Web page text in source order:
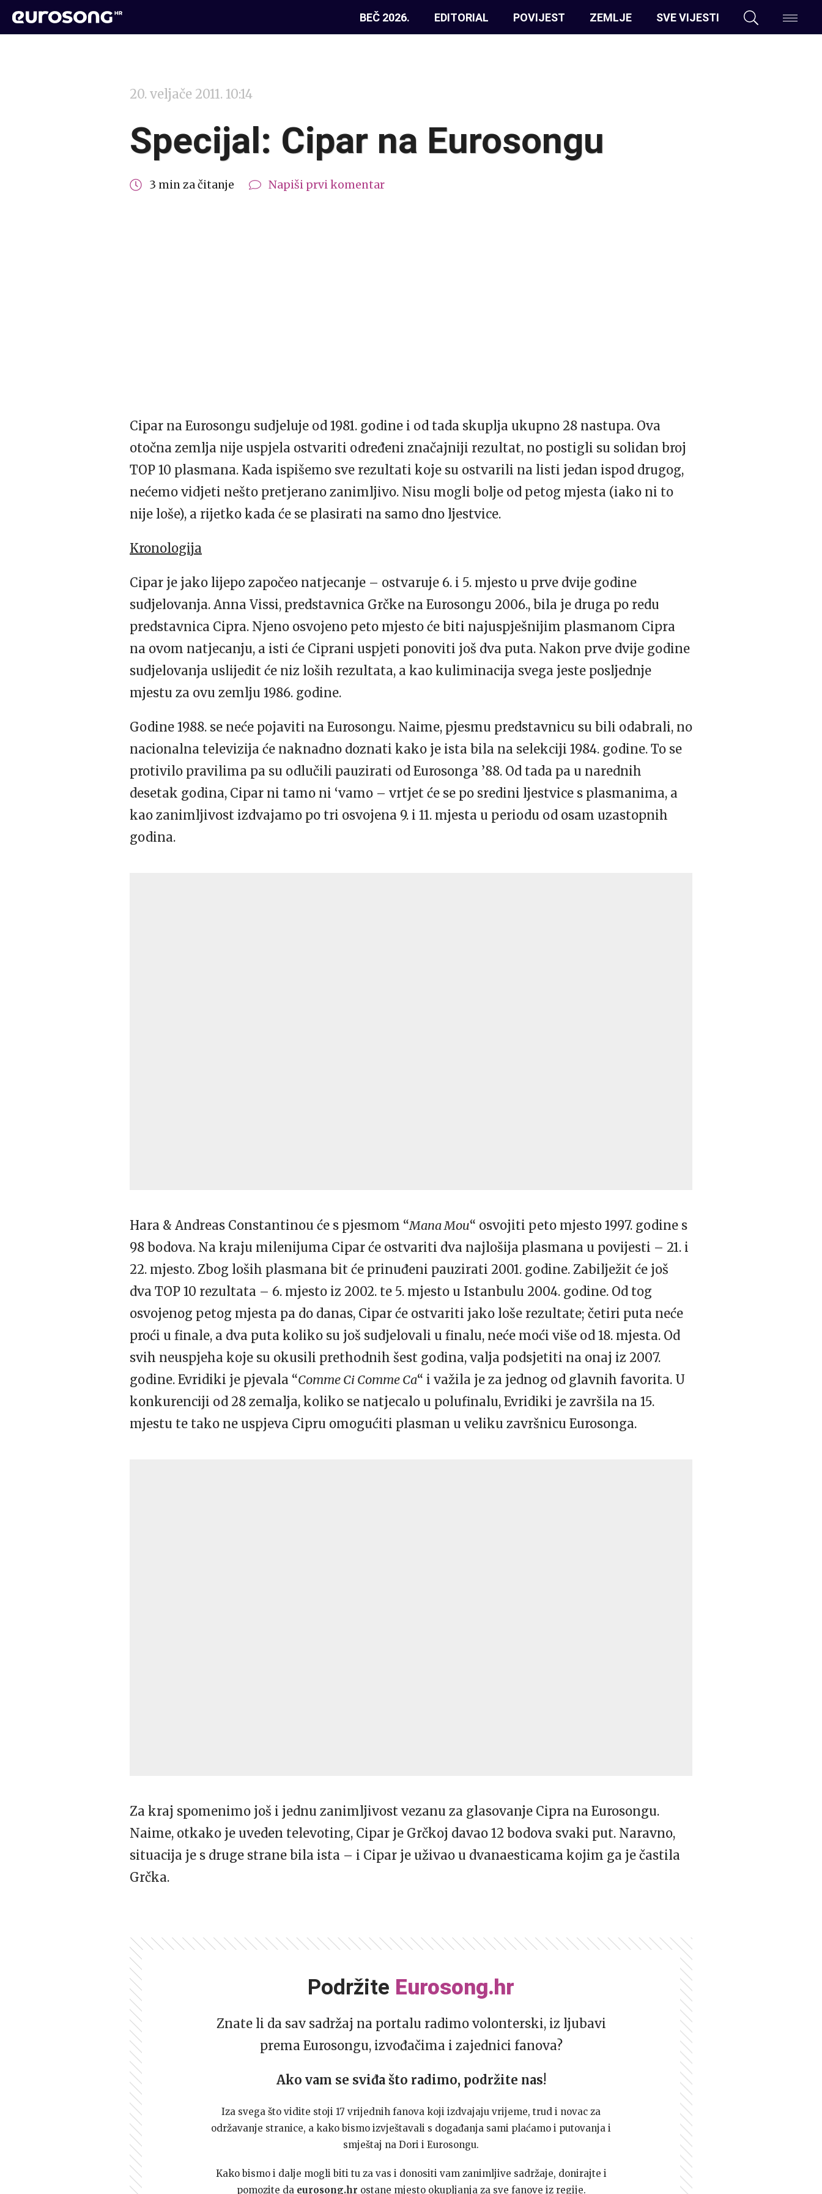
BEČ 2026. EDITORIAL POVIJEST ZEMLJE SVE VIJESTI
20. veljače 2011. 10:14
Specijal: Cipar na Eurosongu
3 min za čitanje Napiši prvi komentar
Cipar na Eurosongu sudjeluje od 1981. godine i od tada skuplja ukupno 28 nastupa. Ova
otočna zemlja nije uspjela ostvariti određeni značajniji rezultat, no postigli su solidan broj
TOP 10 plasmana. Kada ispišemo sve rezultati koje su ostvarili na listi jedan ispod drugog,
nećemo vidjeti nešto pretjerano zanimljivo. Nisu mogli bolje od petog mjesta (iako ni to
nije loše), a rijetko kada će se plasirati na samo dno ljestvice.
Kronologija
Cipar je jako lijepo započeo natjecanje – ostvaruje 6. i 5. mjesto u prve dvije godine
sudjelovanja. Anna Vissi, predstavnica Grčke na Eurosongu 2006., bila je druga po redu
predstavnica Cipra. Njeno osvojeno peto mjesto će biti najuspješnijim plasmanom Cipra
na ovom natjecanju, a isti će Ciprani uspjeti ponoviti još dva puta. Nakon prve dvije godine
sudjelovanja uslijedit će niz loših rezultata, a kao kuliminacija svega jeste posljednje
mjestu za ovu zemlju 1986. godine.
Godine 1988. se neće pojaviti na Eurosongu. Naime, pjesmu predstavnicu su bili odabrali, no
nacionalna televizija će naknadno doznati kako je ista bila na selekciji 1984. godine. To se
protivilo pravilima pa su odlučili pauzirati od Eurosonga ’88. Od tada pa u narednih
desetak godina, Cipar ni tamo ni ‘vamo – vrtjet će se po sredini ljestvice s plasmanima, a
kao zanimljivost izdvajamo po tri osvojena 9. i 11. mjesta u periodu od osam uzastopnih
godina.
Hara & Andreas Constantinou će s pjesmom “Mana Mou“ osvojiti peto mjesto 1997. godine s
98 bodova. Na kraju milenijuma Cipar će ostvariti dva najlošija plasmana u povijesti – 21. i
22. mjesto. Zbog loših plasmana bit će prinuđeni pauzirati 2001. godine. Zabilježit će još
dva TOP 10 rezultata – 6. mjesto iz 2002. te 5. mjesto u Istanbulu 2004. godine. Od tog
osvojenog petog mjesta pa do danas, Cipar će ostvariti jako loše rezultate; četiri puta neće
proći u finale, a dva puta koliko su još sudjelovali u finalu, neće moći više od 18. mjesta. Od
svih neuspjeha koje su okusili prethodnih šest godina, valja podsjetiti na onaj iz 2007.
godine. Evridiki je pjevala “Comme Ci Comme Ca“ i važila je za jednog od glavnih favorita. U
konkurenciji od 28 zemalja, koliko se natjecalo u polufinalu, Evridiki je završila na 15.
mjestu te tako ne uspjeva Cipru omogućiti plasman u veliku završnicu Eurosonga.
Za kraj spomenimo još i jednu zanimljivost vezanu za glasovanje Cipra na Eurosongu.
Naime, otkako je uveden televoting, Cipar je Grčkoj davao 12 bodova svaki put. Naravno,
situacija je s druge strane bila ista – i Cipar je uživao u dvanaesticama kojim ga je častila
Grčka.
Podržite Eurosong.hr
Znate li da sav sadržaj na portalu radimo volonterski, iz ljubavi
prema Eurosongu, izvođačima i zajednici fanova?
Ako vam se sviđa što radimo, podržite nas!
Iza svega što vidite stoji 17 vrijednih fanova koji izdvajaju vrijeme, trud i novac za
održavanje stranice, a kako bismo izvještavali s događanja sami plaćamo i putovanja i
smještaj na Dori i Eurosongu.
Kako bismo i dalje mogli biti tu za vas i donositi vam zanimljive sadržaje, donirajte i
pomozite da eurosong.hr ostane mjesto okupljanja za sve fanove iz regije.